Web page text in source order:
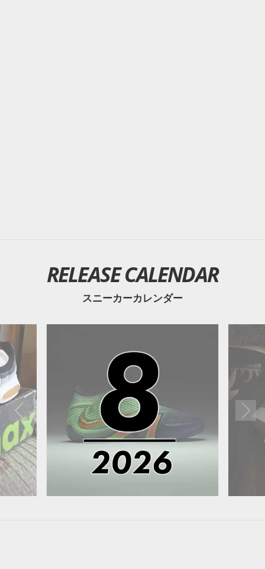
RELEASE CALENDAR
スニーカーカレンダー